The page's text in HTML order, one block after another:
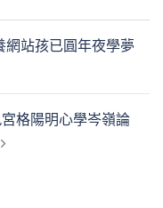
網站孩已圓年夜學夢
格陽明心學岑嶺論